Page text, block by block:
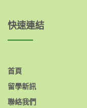
快速連結
首頁
留學新訊
聯絡我們